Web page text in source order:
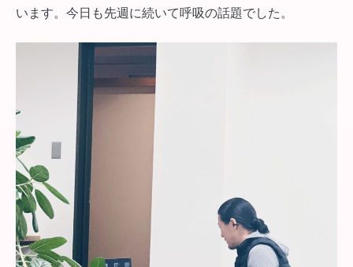
います。今日も先週に続いて呼吸の話題でした。